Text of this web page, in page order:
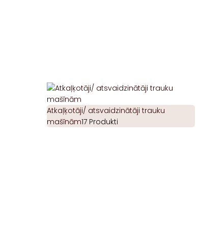
Atkaļķotāji/ atsvaidzinātāji trauku
mašīnām17 Produkti